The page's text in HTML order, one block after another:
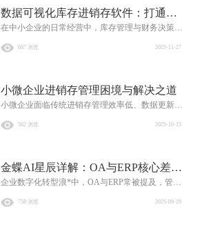
高效管理工具，推动业务协同与智能决策。
数据可视化库存进销存软件：打通财
务决策链路，金蝶云助力企业降本增
效
在中小企业的日常经营中，库存管理与财务决策往
在不同环节，依赖手工整理不仅耗时，还容易出现
软件的出现，恰好能破解这一痛点，它将分散的业
务数据整合为直观的可视化报表，让财务人员快速
准决策。作为亚太地区企业管理软件龙头，金蝶云
2025-11-27
667 浏览
小微企业进销存管理困境与解决之道
小微企业面临传统进销存管理效率低、数据更新滞
方案，支持Excel导入与多端同步，助力企业优化运
2025-10-15
562 浏览
金蝶AI星辰详解：OA与ERP核心差异
及选型指南
企业数字化转型浪*中，OA与ERP常被提及，管理
人犹豫先上哪个，实则两者有本质区别，分别聚焦
2025-09-19
758 浏览